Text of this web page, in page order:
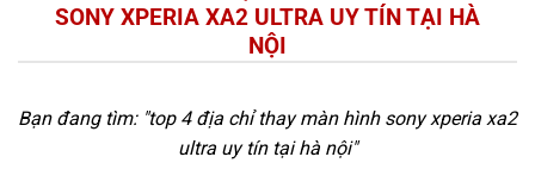
SONY XPERIA XA2 ULTRA UY TÍN TẠI HÀ
NỘI
Bạn đang tìm: "top 4 địa chỉ thay màn hình sony xperia xa2
ultra uy tín tại hà nội"